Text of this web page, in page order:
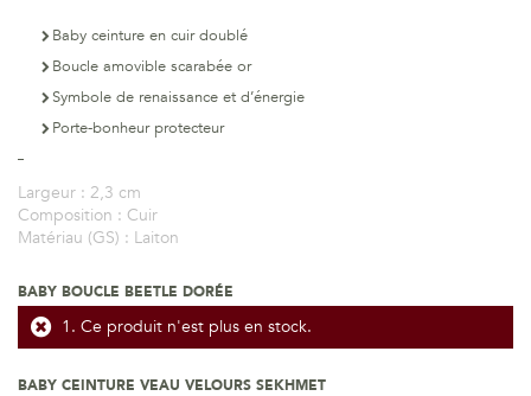
Baby ceinture en cuir doublé
Boucle amovible scarabée or
Symbole de renaissance et d’énergie
Porte-bonheur protecteur
Largeur : 2,3 cm
Composition : Cuir
Matériau (GS) : Laiton
BABY BOUCLE BEETLE DORÉE
Ce produit n'est plus en stock.
BABY CEINTURE VEAU VELOURS SEKHMET